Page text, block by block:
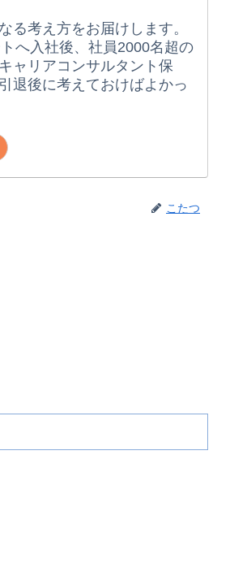
る考え方をお届けします。
へ入社後、社員2000名超の
ャリアコンサルタント保
退後に考えておけばよかっ
こたつ